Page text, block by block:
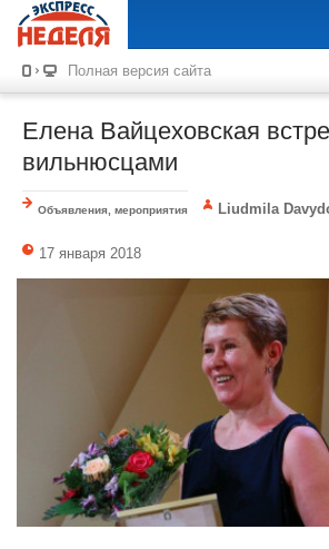
Полная версия сайта
Елена Вайцеховская
вильнюсцами
Объявления, мероприятия Liudmila
17 января 2018